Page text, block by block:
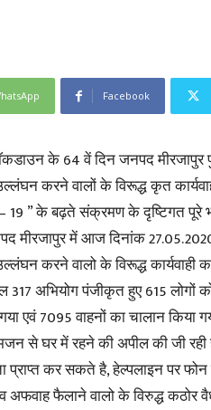
Facebook
के 64 वें दिन जनपद मीरजापुर
करने वालों के विरूद्ध कृत
– 19 ” के बढ़ते संक्रमण के दृष्टिगत
मीरजापुर में आज दिनांक
करने वालो के विरूद्ध कार्यवाही
अभियोग पंजीकृत हुए 615 लोगों
एवं 7095 वाहनों का चालान
से घर में रहने की अपील की जी
प्राप्त कर सकते है, हेल्पलाइन पर
फैलाने वालो के विरुद्ध कठोर